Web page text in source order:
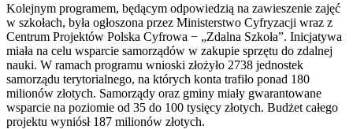
Kolejnym programem, będącym odpowiedzią na zawieszenie zajęć
w szkołach, była ogłoszona przez Ministerstwo Cyfryzacji wraz z
Centrum Projektów Polska Cyfrowa − „Zdalna Szkoła”. Inicjatywa
miała na celu wsparcie samorządów w zakupie sprzętu do zdalnej
nauki. W ramach programu wnioski złożyło 2738 jednostek
samorządu terytorialnego, na których konta trafiło ponad 180
milionów złotych. Samorządy oraz gminy miały gwarantowane
wsparcie na poziomie od 35 do 100 tysięcy złotych. Budżet całego
projektu wyniósł 187 milionów złotych.